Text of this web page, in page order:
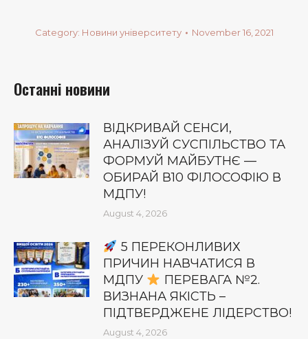
Category: Новини університету November 16, 2021
Останні новини
ВІДКРИВАЙ СЕНСИ,
АНАЛІЗУЙ СУСПІЛЬСТВО ТА
ФОРМУЙ МАЙБУТНЄ —
ОБИРАЙ В10 ФІЛОСОФІЮ В
МДПУ!
August 4, 2026
5 ПЕРЕКОНЛИВИХ
ПРИЧИН НАВЧАТИСЯ В
МДПУ
ПЕРЕВАГА №2.
ВИЗНАНА ЯКІСТЬ –
ПІДТВЕРДЖЕНЕ ЛІДЕРСТВО!
August 4, 2026